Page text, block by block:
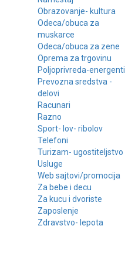
Obrazovanje- kultura
Odeca/obuca za
muskarce
Odeca/obuca za zene
Oprema za trgovinu
Poljoprivreda-energenti
Prevozna sredstva -
delovi
Racunari
Razno
Sport- lov- ribolov
Telefoni
Turizam- ugostiteljstvo
Usluge
Web sajtovi/promocija
Za bebe i decu
Za kucu i dvoriste
Zaposlenje
Zdravstvo- lepota